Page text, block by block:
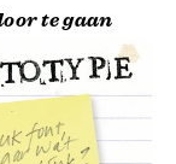
te gaan